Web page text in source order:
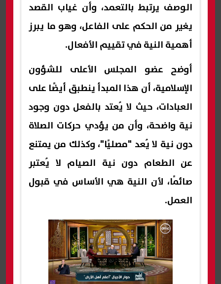
الوصف يرتبط بالتعمد، وأن غياب القصد
يغير من الحكم على الفاعل، وهو ما يبرز
أهمية النية في تقييم الأفعال.
أوضح عضو المجلس الأعلى للشؤون
الإسلامية، أن هذا المبدأ ينطبق أيضًا على
العبادات، حيث لا يُعتد بالفعل دون وجود
نية واضحة، وأن من يؤدي حركات الصلاة
دون نية لا يُعد "مصليًا"، وكذلك من يمتنع
عن الطعام دون نية الصيام لا يُعتبر
صائمًا، لأن النية هي الأساس في قبول
العمل.